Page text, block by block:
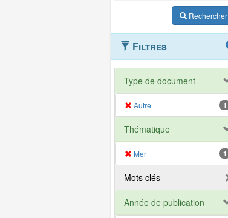
Rechercher
Filtres
Type de document
Autre 1
Thématique
Mer 1
Mots clés
Année de publication